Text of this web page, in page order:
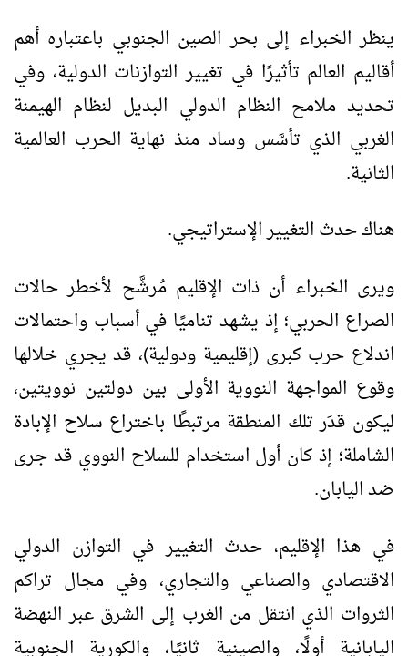
ينظر الخبراء إلى بحر الصين الجنوبي باعتباره أهم
أقاليم العالم تأثيرًا في تغيير التوازنات الدولية، وفي
تحديد ملامح النظام الدولي البديل لنظام الهيمنة
الغربي الذي تأسَّس وساد منذ نهاية الحرب العالمية
الثانية.
هناك حدث التغيير الإستراتيجي.
ويرى الخبراء أن ذات الإقليم مُرشَّح لأخطر حالات
الصراع الحربي؛ إذ يشهد تناميًا في أسباب واحتمالات
اندلاع حرب كبرى (إقليمية ودولية)، قد يجري خلالها
وقوع المواجهة النووية الأولى بين دولتين نوويتين،
ليكون قدَر تلك المنطقة مرتبطًا باختراع سلاح الإبادة
الشاملة؛ إذ كان أول استخدام للسلاح النووي قد جرى
ضد اليابان.
في هذا الإقليم، حدث التغيير في التوازن الدولي
الاقتصادي والصناعي والتجاري، وفي مجال تراكم
الثروات الذي انتقل من الغرب إلى الشرق عبر النهضة
اليابانية أولًا، والصينية ثانيًا، والكورية الجنوبية